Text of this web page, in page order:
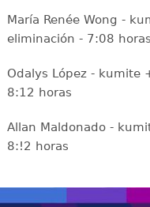
María Renée Wong -
eliminación - 7:08 horas
Odalys López - kumite
8:12 horas
Allan Maldonado -
8:!2 horas